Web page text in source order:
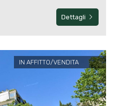
Dettagli
IN AFFITTO/VENDITA